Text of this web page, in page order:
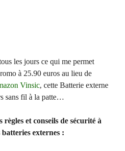
les jours ce qui me permet
à 25.90 euros au lieu de
Vinsic, cette Batterie externe
sans fil à la patte…
et conseils de sécurité à
externes :